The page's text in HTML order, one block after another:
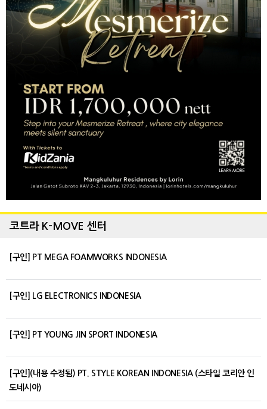
코트라 K-MOVE 센터
[구인] PT MEGA FOAMWORKS INDONESIA
[구인] LG ELECTRONICS INDONESIA
[구인] PT YOUNG JIN SPORT INDONESIA
[구인](내용 수정됨) PT. STYLE KOREAN INDONESIA (스타일 코리안 인
도네시아)